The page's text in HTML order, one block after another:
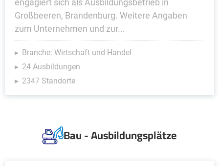
engagiert sich als Ausbildungsbetrieb in
Großbeeren, Brandenburg. Weitere Angaben
zum Unternehmen und zur...
Branche: Wirtschaft und Handel
24 Ausbildungen
2347 Standorte
Bau - Ausbildungsplätze